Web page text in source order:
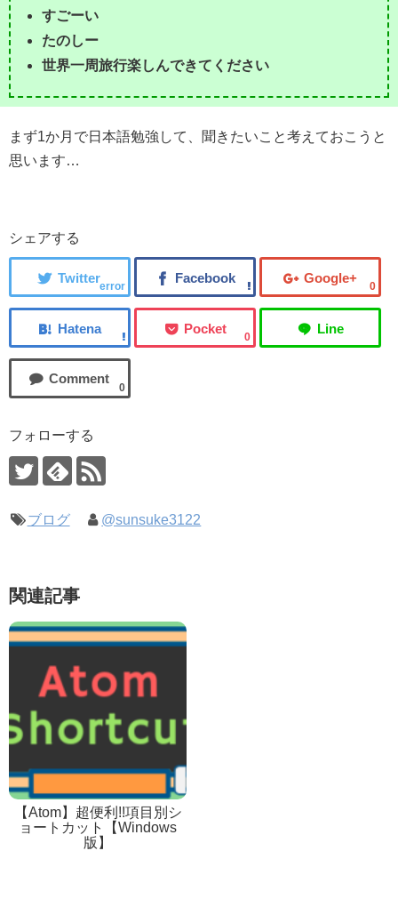
すごーい
たのしー
世界一周旅行楽しんできてください
まず1か月で日本語勉強して、聞きたいこと考えておこうと
思います…
シェアする
error 0
0
0
フォローする
ブログ @sunsuke3122
関連記事
【Atom】超便利!!項目別シ
ョートカット【Windows
版】